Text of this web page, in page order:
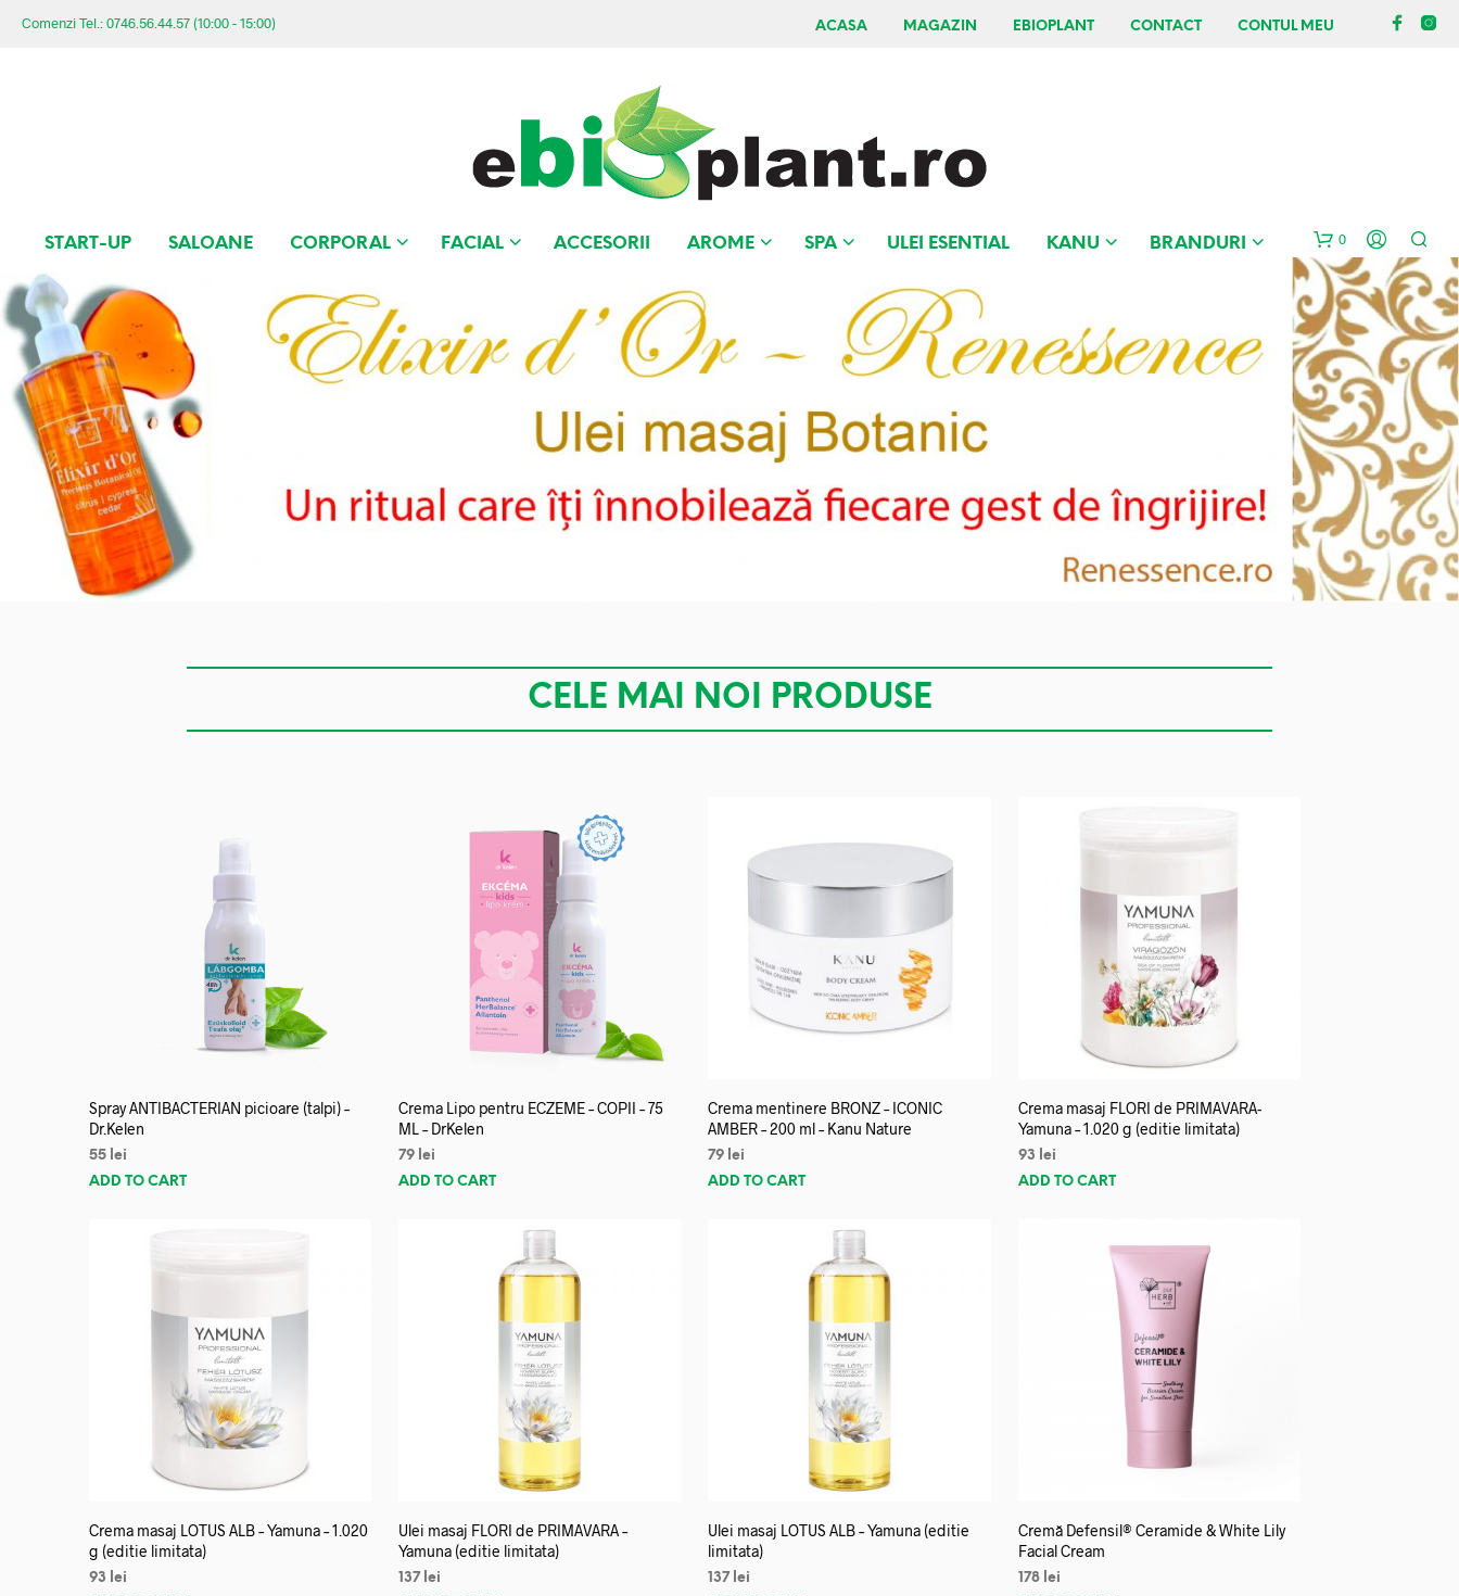
Comenzi Tel.: 0746.56.44.57 (10:00 - 15:00) ACASA MAGAZIN EBIOPLANT CONTACT CONTUL MEU
START-UP SALOANE CORPORAL FACIAL ACCESORII AROME SPA ULEI ESENTIAL KANU BRANDURI 0
CELE MAI NOI PRODUSE
Spray ANTIBACTERIAN picioare (talpi) –
Dr.Kelen
55 lei
ADD TO CART
Crema Lipo pentru ECZEME – COPII – 75
ML – DrKelen
79 lei
ADD TO CART
Crema mentinere BRONZ – ICONIC
AMBER – 200 ml – Kanu Nature
79 lei
ADD TO CART
Crema masaj FLORI de PRIMAVARA-
Yamuna – 1.020 g (editie limitata)
93
lei
ADD TO CART
Crema masaj LOTUS ALB – Yamuna – 1.020
g (editie limitata)
93
lei
Ulei masaj FLORI de PRIMAVARA –
Yamuna (editie limitata)
137 lei
Ulei masaj LOTUS ALB – Yamuna (editie
limitata)
137 lei
Cremă Defensil® Ceramide & White Lily
Facial Cream
178 lei